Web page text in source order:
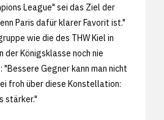
League" sei das Ziel der
Paris dafür klarer Favorit ist."
wie die des THW Kiel in
der Königsklasse noch nie
Gegner kann man nicht
froh über diese Konstellation:
stärker."